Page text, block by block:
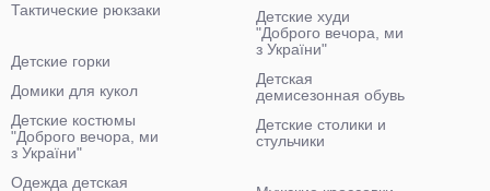
Тактические рюкзаки
Детские худи
"Доброго вечора, ми
з України"
Детская
демисезонная обувь
Детские столики и
стульчики
Детские горки
Домики для кукол
Детские костюмы
"Доброго вечора, ми
з України"
Одежда детская